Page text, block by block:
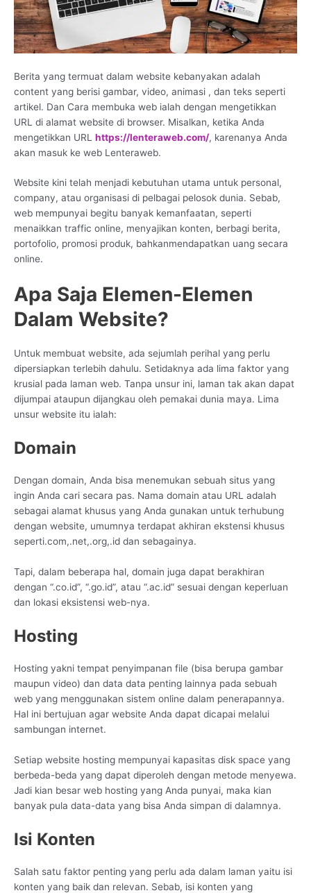
Berita yang termuat dalam website kebanyakan adalah
content yang berisi gambar, video, animasi , dan teks seperti
artikel. Dan Cara membuka web ialah dengan mengetikkan
URL di alamat website di browser. Misalkan, ketika Anda
mengetikkan URL https://lenteraweb.com/, karenanya Anda
akan masuk ke web Lenteraweb.
Website kini telah menjadi kebutuhan utama untuk personal,
company, atau organisasi di pelbagai pelosok dunia. Sebab,
web mempunyai begitu banyak kemanfaatan, seperti
menaikkan traffic online, menyajikan konten, berbagi berita,
portofolio, promosi produk, bahkanmendapatkan uang secara
online.
Apa Saja Elemen-Elemen
Dalam Website?
Untuk membuat website, ada sejumlah perihal yang perlu
dipersiapkan terlebih dahulu. Setidaknya ada lima faktor yang
krusial pada laman web. Tanpa unsur ini, laman tak akan dapat
dijumpai ataupun dijangkau oleh pemakai dunia maya. Lima
unsur website itu ialah:
Domain
Dengan domain, Anda bisa menemukan sebuah situs yang
ingin Anda cari secara pas. Nama domain atau URL adalah
sebagai alamat khusus yang Anda gunakan untuk terhubung
dengan website, umumnya terdapat akhiran ekstensi khusus
seperti.com,.net,.org,.id dan sebagainya.
Tapi, dalam beberapa hal, domain juga dapat berakhiran
dengan “.co.id”, “.go.id”, atau “.ac.id” sesuai dengan keperluan
dan lokasi eksistensi web-nya.
Hosting
Hosting yakni tempat penyimpanan file (bisa berupa gambar
maupun video) dan data data penting lainnya pada sebuah
web yang menggunakan sistem online dalam penerapannya.
Hal ini bertujuan agar website Anda dapat dicapai melalui
sambungan internet.
Setiap website hosting mempunyai kapasitas disk space yang
berbeda-beda yang dapat diperoleh dengan metode menyewa.
Jadi kian besar web hosting yang Anda punyai, maka kian
banyak pula data-data yang bisa Anda simpan di dalamnya.
Isi Konten
Salah satu faktor penting yang perlu ada dalam laman yaitu isi
konten yang baik dan relevan. Sebab, isi konten yang